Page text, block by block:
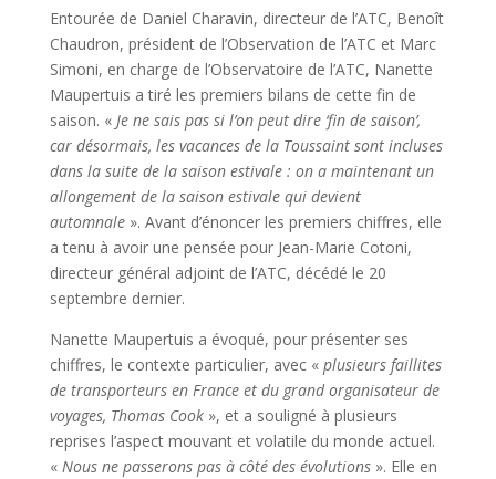
Entourée de Daniel Charavin, directeur de l’ATC, Benoît
Chaudron, président de l’Observation de l’ATC et Marc
Simoni, en charge de l’Observatoire de l’ATC, Nanette
Maupertuis a tiré les premiers bilans de cette fin de
saison. « Je ne sais pas si l’on peut dire ‘fin de saison’,
car désormais, les vacances de la Toussaint sont incluses
dans la suite de la saison estivale : on a maintenant un
allongement de la saison estivale qui devient
automnale». Avant d’énoncer les premiers chiffres, elle
a tenu à avoir une pensée pour Jean-Marie Cotoni,
directeur général adjoint de l’ATC, décédé le 20
septembre dernier.
Nanette Maupertuis a évoqué, pour présenter ses
chiffres, le contexte particulier, avec « plusieurs faillites
de transporteurs en France et du grand organisateur de
voyages, Thomas Cook», et a souligné à plusieurs
reprises l’aspect mouvant et volatile du monde actuel.
« Nous ne passerons pas à côté des évolutions». Elle en